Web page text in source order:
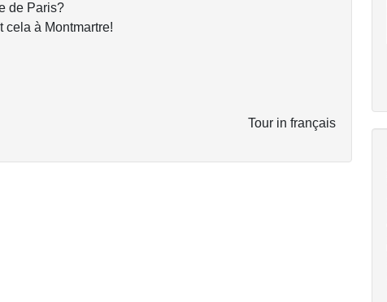
de Paris?
cela à Montmartre!
Tour in français